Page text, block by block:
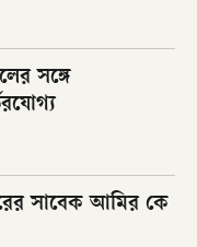
সঙ্গে
সাবেক আমির কে